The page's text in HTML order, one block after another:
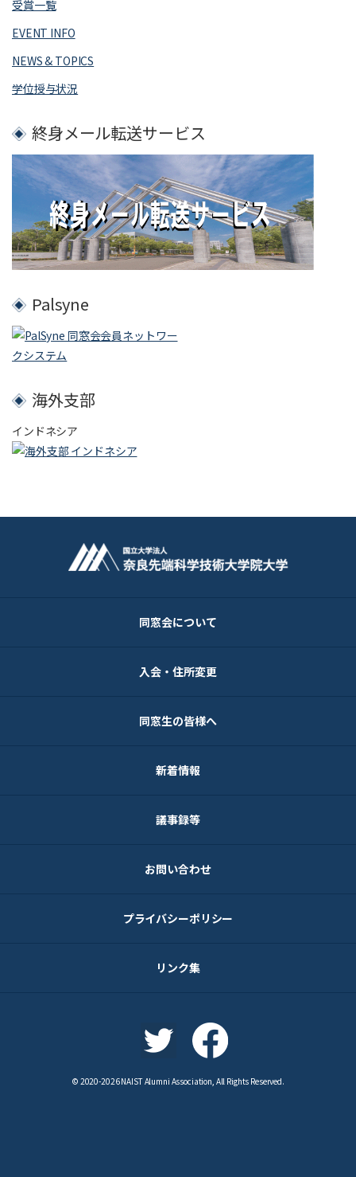
受賞一覧
EVENT INFO
NEWS & TOPICS
学位授与状況
終身メール転送サービス
Palsyne
海外支部
インドネシア
同窓会について
入会・住所変更
同窓生の皆様へ
新着情報
議事録等
お問い合わせ
プライバシーポリシー
リンク集
© 2020-2026 NAIST Alumni Association, All Rights Reserved.